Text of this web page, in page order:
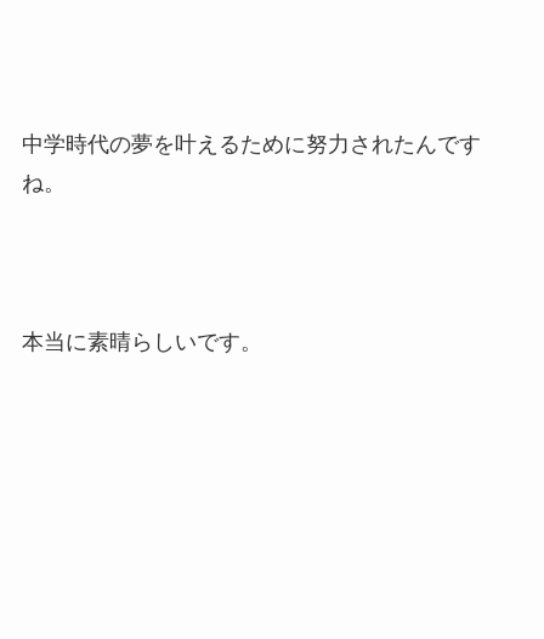
中学時代の夢を叶えるために努力されたんです
ね。
本当に素晴らしいです。